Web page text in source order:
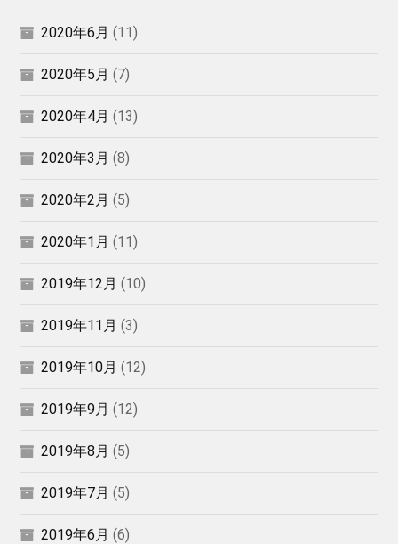
2020年6月 (11)
2020年5月 (7)
2020年4月 (13)
2020年3月 (8)
2020年2月 (5)
2020年1月 (11)
2019年12月 (10)
2019年11月 (3)
2019年10月 (12)
2019年9月 (12)
2019年8月 (5)
2019年7月 (5)
2019年6月 (6)